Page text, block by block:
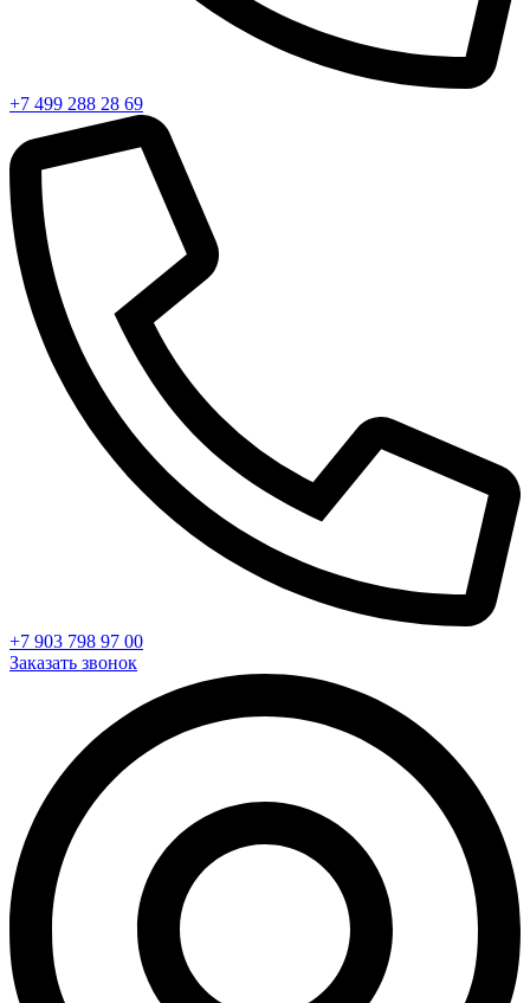
+7 499 288 28 69
+7 903 798 97 00
Заказать звонок